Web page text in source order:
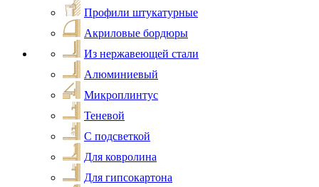
Профили штукатурные
Акриловые бордюры
Из нержавеющей стали
Алюминиевый
Микроплинтус
Теневой
С подсветкой
Для ковролина
Для гипсокартона